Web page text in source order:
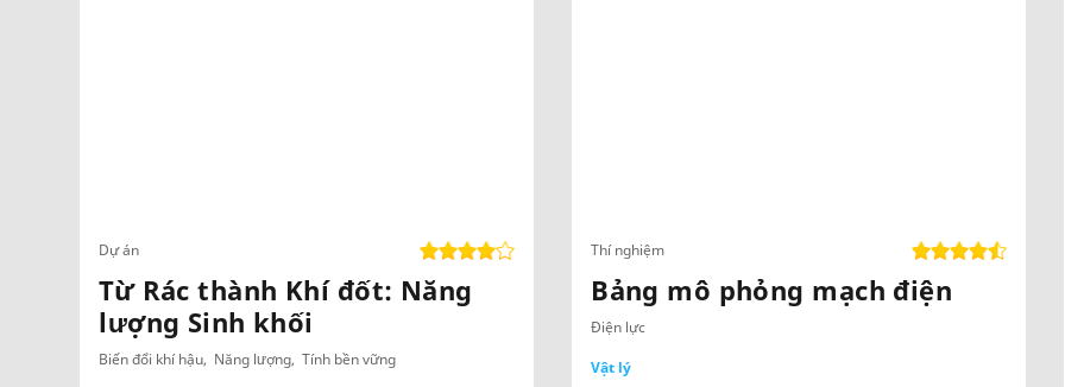
Dự án
Từ Rác thành Khí đốt: Năng
lượng Sinh khối
Biến đổi khí hậu Năng lượng Tính bền vững
Thí nghiệm
Bảng mô phỏng mạch điện
Điện lực
Vật lý